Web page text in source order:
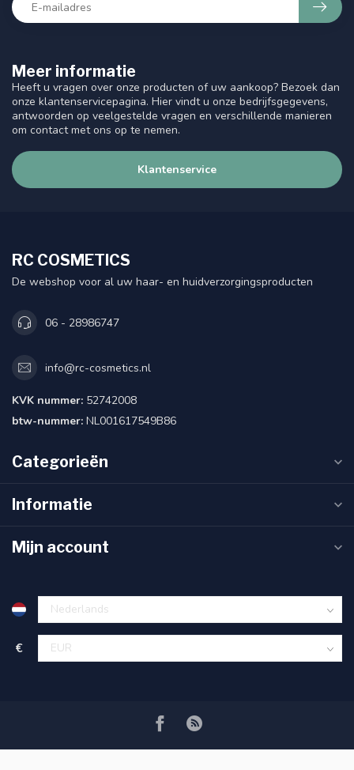
Meer informatie
Heeft u vragen over onze producten of uw aankoop? Bezoek dan
onze klantenservicepagina. Hier vindt u onze bedrijfsgegevens,
antwoorden op veelgestelde vragen en verschillende manieren
om contact met ons op te nemen.
Klantenservice
RC COSMETICS
De webshop voor al uw haar- en huidverzorgingsproducten
06 - 28986747
info@rc-cosmetics.nl
KVK nummer: 52742008
btw-nummer: NL001617549B86
Categorieën
Informatie
Mijn account
€